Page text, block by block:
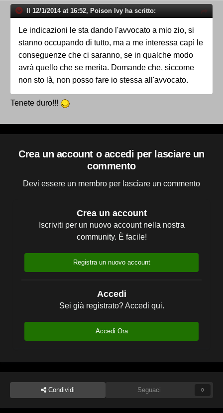
Il 12/1/2014 at 16:52, Poison Ivy ha scritto:
Le indicazioni le sta dando l'avvocato a mio zio, si
stanno occupando di tutto, ma a me interessa capì le
conseguenze che ci saranno, se in qualche modo
avrà quello che se merita. Domande che, siccome
non sto là, non posso fare io stessa all'avvocato.
Tenete duro!!!
Crea un account o accedi per lasciare un
commento
Devi essere un membro per lasciare un commento
Crea un account
Iscriviti per un nuovo account nella nostra
community. È facile!
Registra un nuovo account
Accedi
Sei già registrato? Accedi qui.
Accedi Ora
Condividi Seguaci 0